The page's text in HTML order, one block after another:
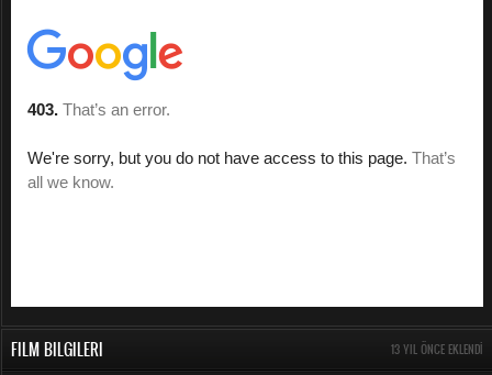
FILM BILGILERI 13 YIL ÖNCE EKLENDI